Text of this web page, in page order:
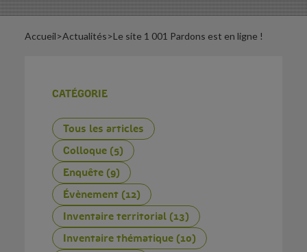
Accueil>Actualités>Le site 1 001 Pardons est en ligne !
CATÉGORIE
Tous les articles
Colloque (5)
Enquête (9)
Évènement (12)
Inventaire territorial (13)
Inventaire thématique (10)